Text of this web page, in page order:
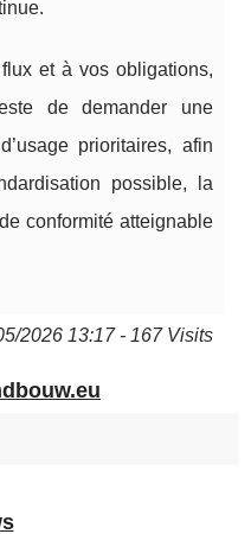
et à vos obligations,
de demander une
prioritaires, afin
possible, la
conformité atteignable
2026 13:17 - 167 Visits